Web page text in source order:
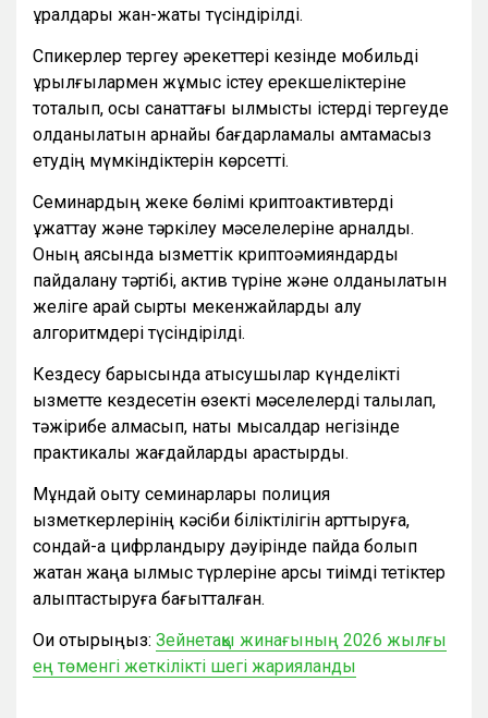
құралдары жан-жақты түсіндірілді.
Спикерлер тергеу әрекеттері кезінде мобильді
құрылғылармен жұмыс істеу ерекшеліктеріне
тоқталып, осы санаттағы қылмыстық істерді тергеуде
қолданылатын арнайы бағдарламалық қамтамасыз
етудің мүмкіндіктерін көрсетті.
Семинардың жеке бөлімі криптоактивтерді
құжаттау және тәркілеу мәселелеріне арналды.
Оның аясында қызметтік криптоәмияндарды
пайдалану тәртібі, актив түріне және қолданылатын
желіге қарай сыртқы мекенжайларды алу
алгоритмдері түсіндірілді.
Кездесу барысында қатысушылар күнделікті
қызметте кездесетін өзекті мәселелерді талқылап,
тәжірибе алмасып, нақты мысалдар негізінде
практикалық жағдайларды қарастырды.
Мұндай оқыту семинарлары полиция
қызметкерлерінің кәсіби біліктілігін арттыруға,
сондай-ақ цифрландыру дәуірінде пайда болып
жатқан жаңа қылмыс түрлеріне қарсы тиімді тетіктер
қалыптастыруға бағытталған.
Оқи отырыңыз: Зейнетақы жинағының 2026 жылғы
ең төменгі жеткілікті шегі жарияланды